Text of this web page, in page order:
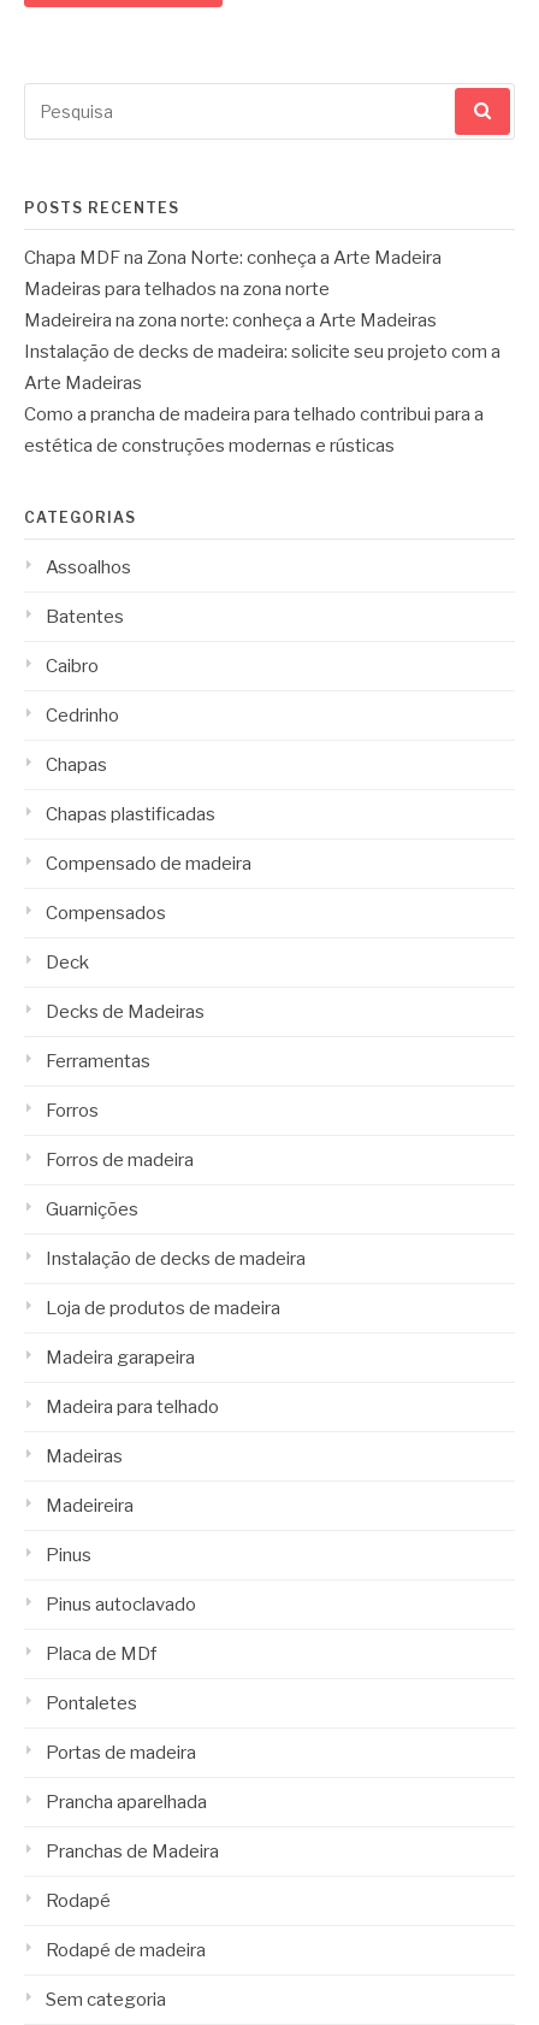
por:
POSTS RECENTES
Chapa MDF na Zona Norte: conheça a Arte Madeira
Madeiras para telhados na zona norte
Madeireira na zona norte: conheça a Arte Madeiras
Instalação de decks de madeira: solicite seu projeto com a
Arte Madeiras
Como a prancha de madeira para telhado contribui para a
estética de construções modernas e rústicas
CATEGORIAS
Assoalhos
Batentes
Caibro
Cedrinho
Chapas
Chapas plastificadas
Compensado de madeira
Compensados
Deck
Decks de Madeiras
Ferramentas
Forros
Forros de madeira
Guarnições
Instalação de decks de madeira
Loja de produtos de madeira
Madeira garapeira
Madeira para telhado
Madeiras
Madeireira
Pinus
Pinus autoclavado
Placa de MDf
Pontaletes
Portas de madeira
Prancha aparelhada
Pranchas de Madeira
Rodapé
Rodapé de madeira
Sem categoria